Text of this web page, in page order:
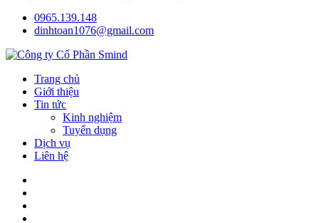
0965.139.148
dinhtoan1076@gmail.com
Trang chủ
Giới thiệu
Tin tức
Kinh nghiệm
Tuyển dụng
Dịch vụ
Liên hệ